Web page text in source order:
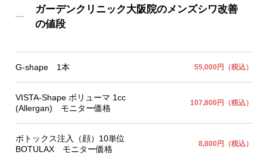
ガーデンクリニック大阪院のメンズシワ改善
の値段
G-shape 1本 55,000円（税込）
VISTA-Shape ボリューマ 1cc
(Allergan) モニター価格
107,800円（税込）
ボトックス注入（顔）10単位
BOTULAX モニター価格
8,800円（税込）